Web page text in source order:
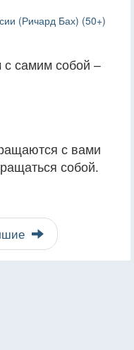
(Ричард Бах) (50+)
самим собой –
с вами
собой.